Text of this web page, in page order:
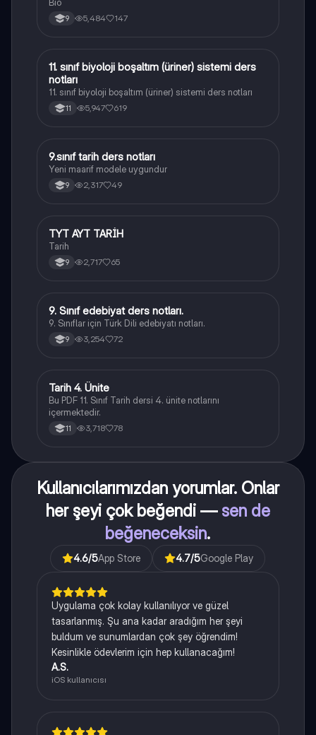
9 5,484 147
Biyoloji
11. sınıf biyoloji boşaltım (üriner) sistemi ders
notları
11. sınıf biyoloji boşaltım (üriner) sistemi ders notları
11 5,947 619
Tarih
9.sınıf tarih ders notları
Yeni maarif modele uygundur
9 2,317 49
Tarih
TYT AYT TARİH
Tarih
9 2,717 65
Türk Dili ve Edebiyatı
9. Sınıf edebiyat ders notları.
9. Sınıflar için Türk Dili edebiyatı notları.
9 3,254 72
Tarih
Tarih 4. Ünite
Bu PDF 11. Sınıf Tarih dersi 4. ünite notlarını
içermektedir.
11 3,718 78
Kullanıcılarımızdan yorumlar. Onlar
her şeyi çok beğendi — sen de
beğeneceksin.
4.6/5App Store 4.7/5Google Play
Uygulama çok kolay kullanılıyor ve güzel
tasarlanmış. Şu ana kadar aradığım her şeyi
buldum ve sunumlardan çok şey öğrendim!
Kesinlikle ödevlerim için hep kullanacağım!
A.S.
iOS kullanıcısı